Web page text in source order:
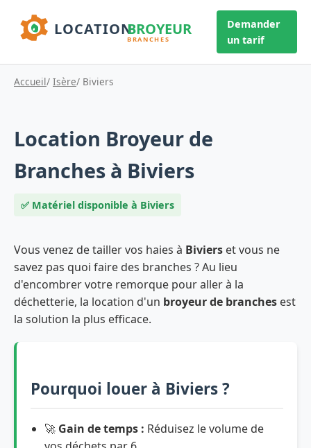
Demander
un tarif
Accueil/ Isère/ Biviers
Location Broyeur de
Branches à Biviers
✅ Matériel disponible à Biviers
Vous venez de tailler vos haies à Biviers et vous ne
savez pas quoi faire des branches ? Au lieu
d'encombrer votre remorque pour aller à la
déchetterie, la location d'un broyeur de branches est
la solution la plus efficace.
Pourquoi louer à Biviers ?
🚀 Gain de temps : Réduisez le volume de